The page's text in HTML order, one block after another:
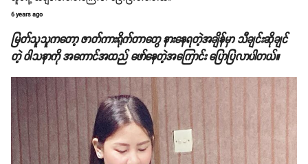
6 years ago
မြတ်သူသူကတော့ ဇာတ်ကားရိုက်တာတွေ နားနေရတဲ့အချိန်မှာ သီချင်းဆိုချင်
တဲ့ ဝါသနာကို အကောင်အထည် ဖော်နေတဲ့အကြောင်း ပြောပြလာပါတယ်။